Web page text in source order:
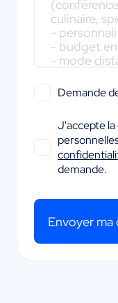
Demande
J'accepte
demande.
Envoyer ma